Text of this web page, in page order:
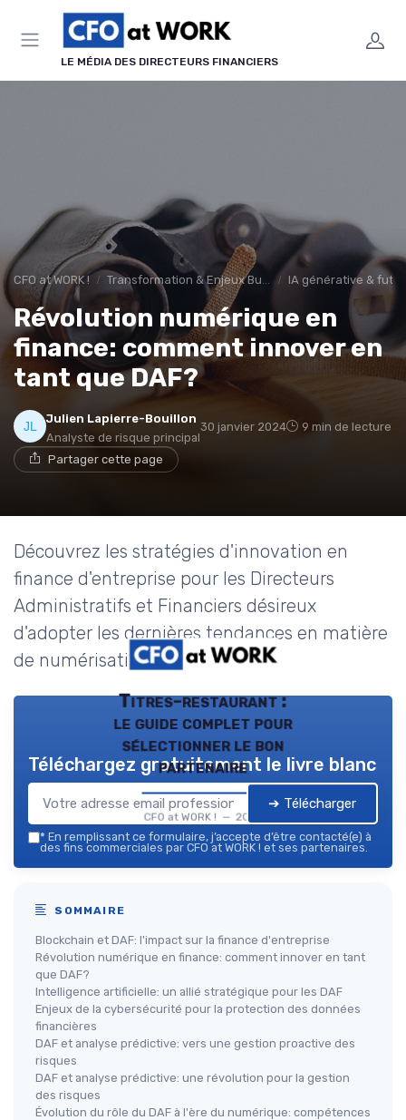
LE MÉDIA DES DIRECTEURS FINANCIERS
CFO at WORK ! Transformation & Enjeux Business IA générative & futur
Révolution numérique en
finance: comment innover en
tant que DAF?
Julien Lapierre-Bouillon
Analyste de risque principal
30 janvier 2024 9 min de lecture
Partager cette page
Découvrez les stratégies d'innovation en
finance d'entreprise pour les Directeurs
Administratifs et Financiers désireux
d'adopter les dernières tendances en matière
de numérisation.
Titres-restaurant :
le guide complet pour
sélectionner le bon
partenaire
CFO at WORK ! — 2026
Téléchargez gratuitement le livre blanc
➔ Télécharger
* En remplissant ce formulaire, j’accepte d’être contacté(e) à
des fins commerciales par CFO at WORK ! et ses partenaires.
SOMMAIRE
Blockchain et DAF: l'impact sur la finance d'entreprise
Révolution numérique en finance: comment innover en tant
que DAF?
Intelligence artificielle: un allié stratégique pour les DAF
Enjeux de la cybersécurité pour la protection des données
financières
DAF et analyse prédictive: vers une gestion proactive des
risques
DAF et analyse prédictive: une révolution pour la gestion
des risques
Évolution du rôle du DAF à l'ère du numérique: compétences
Panneau de gestion des cookies